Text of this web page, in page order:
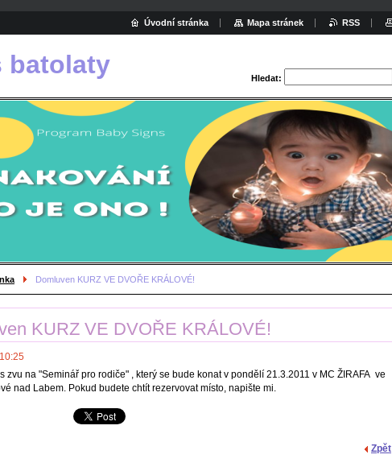
batolaty Hledat:
Domluven KURZ VE DVOŘE KRÁLOVÉ!
KURZ VE DVOŘE KRÁLOVÉ!
zvu na "Seminář pro rodiče" , který se bude konat v pondělí 21.3.2011 v MC ŽIRAFA ve
nad Labem. Pokud budete chtít rezervovat místo, napište mi.
Zpět
Úvodní stránka Mapa stránek RSS